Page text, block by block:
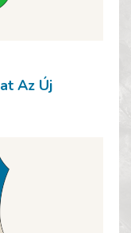
Az Új